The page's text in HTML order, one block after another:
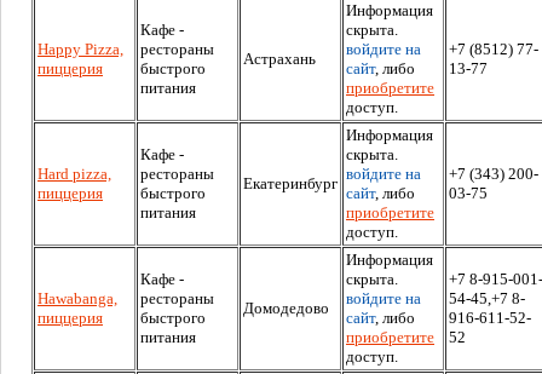
Happy Pizza,
пиццерия
Кафе -
рестораны
быстрого
питания
Астрахань
Информация
скрыта.
войдите на
сайт, либо
приобретите
доступ.
+7 (8512) 77-
13-77
Hard pizza,
пиццерия
Кафе -
рестораны
быстрого
питания
Екатеринбург
Информация
скрыта.
войдите на
сайт, либо
приобретите
доступ.
+7 (343) 200-
03-75
Hawabanga,
пиццерия
Кафе -
рестораны
быстрого
питания
Домодедово
Информация
скрыта.
войдите на
сайт, либо
приобретите
доступ.
+7 8-915-001-
54-45,+7 8-
916-611-52-
52